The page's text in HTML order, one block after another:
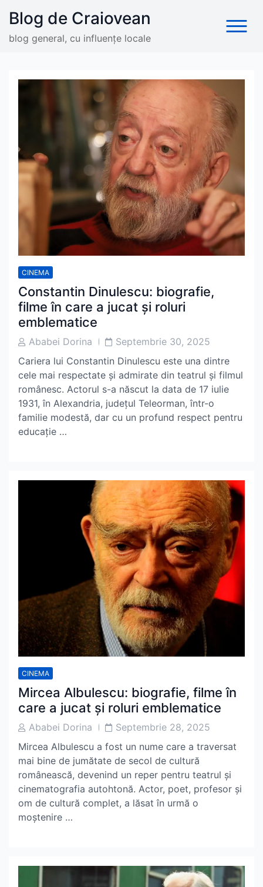
content
Blog de Craiovean
blog general, cu influențe locale
CINEMA
Constantin Dinulescu: biografie,
filme în care a jucat și roluri
emblematice
PostAbabei Dorina
PostSeptembrie 30, 2025
Cariera lui Constantin Dinulescu este una dintre
cele mai respectate și admirate din teatrul și filmul
românesc. Actorul s-a născut la data de 17 iulie
1931, în Alexandria, județul Teleorman, într-o
familie modestă, dar cu un profund respect pentru
educație …
CINEMA
Mircea Albulescu: biografie, filme în
care a jucat și roluri emblematice
PostAbabei Dorina
PostSeptembrie 28, 2025
Mircea Albulescu a fost un nume care a traversat
mai bine de jumătate de secol de cultură
românească, devenind un reper pentru teatrul și
cinematografia autohtonă. Actor, poet, profesor și
om de cultură complet, a lăsat în urmă o
moștenire …